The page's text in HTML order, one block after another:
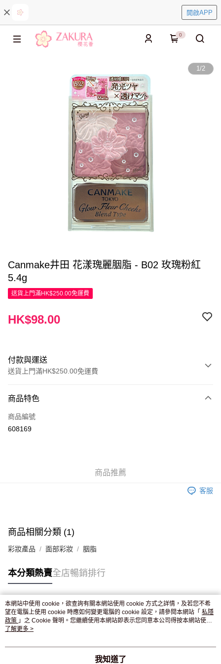
開啟APP
0
1/2
Canmake井田 花漾瑰麗胭脂 - B02 玫瑰粉紅
5.4g
送貨上門滿HK$250.00免運費
HK$98.00
付款與運送
送貨上門滿HK$250.00免運費
信用卡
Apple Pay
付款後門市自取，訂單確認後2-4個工作天到店，7天內取。逾期後
商品特色
商品編號
608169
商品推薦
客服
商品相關分類 (1)
彩妝產品 面部彩妝 胭脂
本分類熱賣全店暢銷排行
熱門標籤
熱銷排行
本網站中使用 cookie，欲查詢有關本網站使用 cookie 方式之詳情，及若您不希
望在電腦上使用 cookie 時應如何變更電腦的 cookie 設定，請參閱本網站「 私隱
政策 」之 Cookie 聲明。您繼續使用本網站即表示您同意本公司得按本網站使用
條款之 Cookie 聲明使用 cookie。
了解更多 >
我知道了